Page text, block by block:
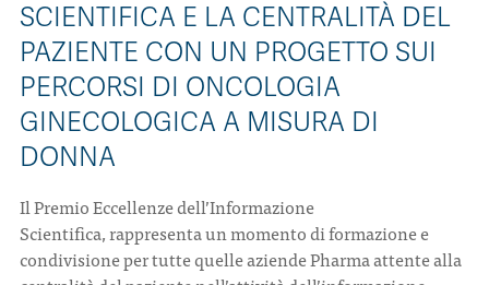
SCIENTIFICA E LA CENTRALITÀ DEL
PAZIENTE CON UN PROGETTO SUI
PERCORSI DI ONCOLOGIA
GINECOLOGICA A MISURA DI
DONNA
Il Premio Eccellenze dell’Informazione
Scientifica, rappresenta un momento di formazione e
condivisione per tutte quelle aziende Pharma attente alla